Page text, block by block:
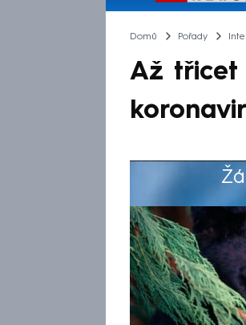
Domů Pořady
Až třicet
Výběr